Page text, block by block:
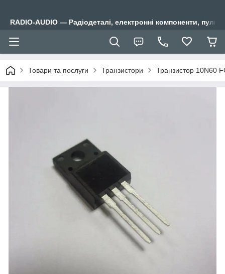
RADIO-AUDIO — Радіодеталі, електронні компоненти,
Товари та послуги Транзистори Транзистор 10N60